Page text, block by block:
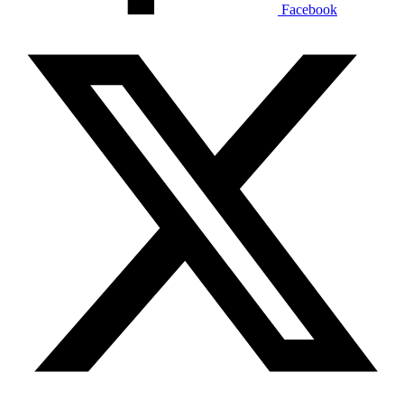
Facebook